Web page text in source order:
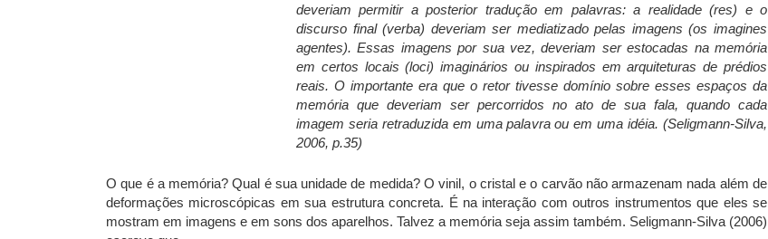
deveriam permitir a posterior tradução em palavras: a realidade (res) e o
discurso final (verba) deveriam ser mediatizado pelas imagens (os imagines
agentes). Essas imagens por sua vez, deveriam ser estocadas na memória
em certos locais (loci) imaginários ou inspirados em arquiteturas de prédios
reais. O importante era que o retor tivesse domínio sobre esses espaços da
memória que deveriam ser percorridos no ato de sua fala, quando cada
imagem seria retraduzida em uma palavra ou em uma idéia. (Seligmann-Silva,
2006, p.35)
O que é a memória? Qual é sua unidade de medida? O vinil, o cristal e o carvão não armazenam nada além de
deformações microscópicas em sua estrutura concreta. É na interação com outros instrumentos que eles se
mostram em imagens e em sons dos aparelhos. Talvez a memória seja assim também. Seligmann-Silva (2006)